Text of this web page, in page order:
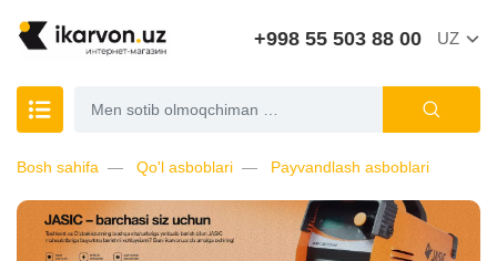
+998 55 503 88 00 UZ
Bosh sahifa Qo'l asboblari Payvandlash asboblari